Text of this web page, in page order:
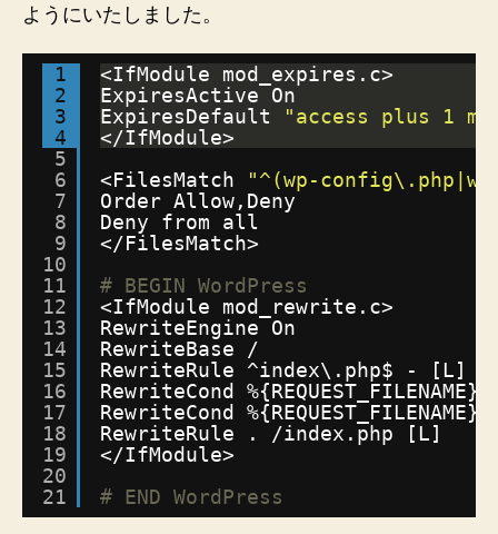
ようにいたしました。
1
2
3
4
5
6
7
8
9
10
11
12
13
14
15
16
17
18
19
20
21
<IfModule mod_expires.c>
ExpiresActive On
ExpiresDefault
"access plus 1
</IfModule>
<FilesMatch
"^(wp-
Order Allow,Deny
Deny from all
</FilesMatch>
# BEGIN WordPress
<IfModule mod_rewrite.c>
RewriteEngine On
RewriteBase /
RewriteRule ^index\.php$ - [L]
RewriteCond
RewriteCond
RewriteRule . /index .php [L]
</IfModule>
# END WordPress